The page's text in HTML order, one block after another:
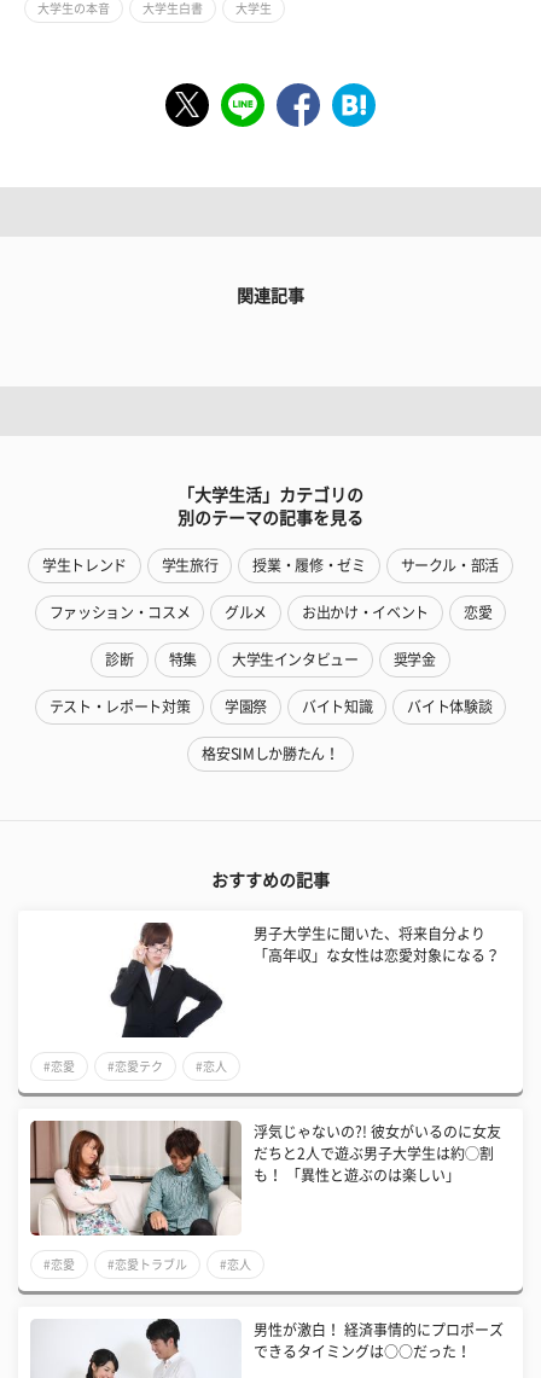
大学生の本音 大学生白書 大学生
関連記事
「大学生活」カテゴリの
別のテーマの記事を見る
学生トレンド 学生旅行 授業・履修・ゼミ サークル・部活
ファッション・コスメ グルメ お出かけ・イベント 恋愛
診断 特集 大学生インタビュー 奨学金
テスト・レポート対策 学園祭 バイト知識 バイト体験談
格安SIMしか勝たん！
おすすめの記事
男子大学生に聞いた、将来自分より
「高年収」な女性は恋愛対象になる？
#恋愛 #恋愛テク #恋人
浮気じゃないの?! 彼女がいるのに女友
だちと2人で遊ぶ男子大学生は約◯割
も！ 「異性と遊ぶのは楽しい」
#恋愛 #恋愛トラブル #恋人
男性が激白！ 経済事情的にプロポーズ
できるタイミングは○○だった！